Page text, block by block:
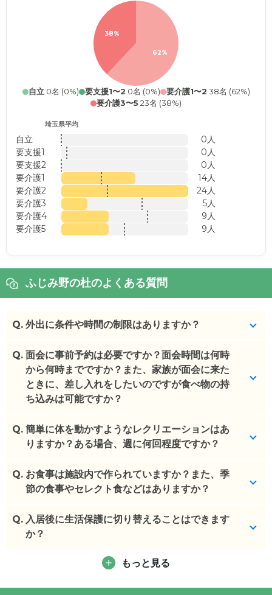
62%
38%
自立0名 (0%) 要支援1〜2 0名 (0%) 要介護1〜2 38名 (62%)
要介護3〜5 23名 (38%)
埼玉県平均
自立
0人
要支援1
0人
要支援2
0人
要介護1
14人
要介護2
24人
要介護3
5人
要介護4
9人
要介護5
9人
ふじみ野の杜のよくある質問
Q. 外出に条件や時間の制限はありますか？
事前申請あればご家族同伴で外出可能です。
(回答者: 施設担当者,回答日: 2024/04/04)
Q. 面会に事前予約は必要ですか？面会時間は何時
から何時までですか？また、家族が面会に来た
ときに、差し入れをしたいのですが食べ物の持
ち込みは可能ですか？
事前予約が必要です。時間帯は、9:30-11:30,13:30-
16:00の間、1回30分間となります。2名様まで面会
す。
また、差し入れの持ち込みは基本可能ですが生もの
(回答者: 施設担当者,回答日: 2024/04/04)
Q. 簡単に体を動かすようなレクリエーションはあ
りますか？ある場合、週に何回程度ですか？
施設では行っておりません。併設のデイサービスで
レクを実施しています。
(回答者: 施設担当者,回答日: 2024/04/04)
Q. お食事は施設内で作られていますか？また、季
節の食事やセレクト食などはありますか？
施設内で調理しているものを提供しております。
また、季節食や特別食のご用意もございます。
(回答者: 施設担当者,回答日: 2024/04/04)
Q. 入居後に生活保護に切り替えることはできます
か？
相談可能でございます。
(回答者: 施設担当者,回答日: 2024/04/04)
もっと見る